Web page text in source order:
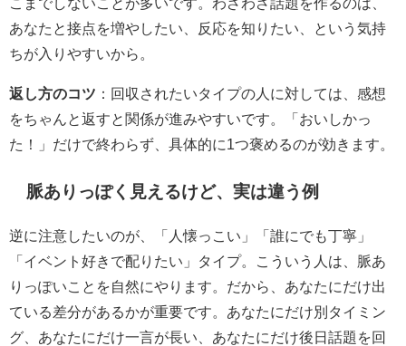
あなたと接点を増やしたい、反応を知りたい、という気持
ちが入りやすいから。
返し方のコツ ：回収されたいタイプの人に対しては、感想
をちゃんと返すと関係が進みやすいです。「おいしかっ
た！」だけで終わらず、 具体的に1つ褒めるのが効きます。
脈ありっぽく見えるけど、実は違う例
逆に注意したいのが、「人懐っこい」「誰にでも丁寧」
「イベント好きで配りたい」タイプ。こういう人は、脈あ
りっぽいことを自然にやります。だから、あなたにだけ出
ている差分があるかが重要です。あなたにだけ別タイミン
グ、あなたにだけ一言が長い、あなたにだけ後日話題を回